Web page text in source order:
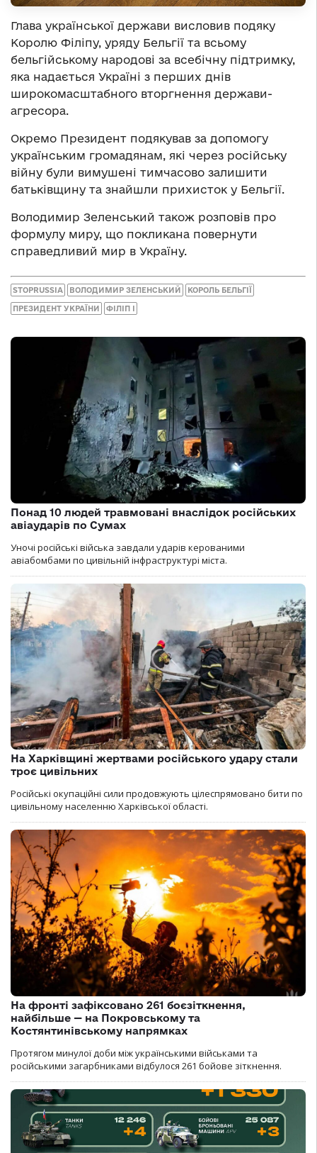
Глава української держави висловив подяку
Королю Філіпу, уряду Бельгії та всьому
бельгійському народові за всебічну підтримку,
яка надається Україні з перших днів
широкомасштабного вторгнення держави-
агресора.
Окремо Президент подякував за допомогу
українським громадянам, які через російську
війну були вимушені тимчасово залишити
батьківщину та знайшли прихисток у Бельгії.
Володимир Зеленський також розповів про
формулу миру, що покликана повернути
справедливий мир в Україну.
STOPRUSSIA ВОЛОДИМИР ЗЕЛЕНСЬКИЙ КОРОЛЬ БЕЛЬГІЇ
ПРЕЗИДЕНТ УКРАЇНИ ФІЛІП I
Понад 10 людей травмовані внаслідок російських
авіаударів по Сумах
Уночі російські війська завдали ударів керованими
авіабомбами по цивільній інфраструктурі міста.
На Харківщині жертвами російського удару стали
троє цивільних
Російські окупаційні сили продовжують цілеспрямовано бити по
цивільному населенню Харківської області.
На фронті зафіксовано 261 боєзіткнення,
найбільше — на Покровському та
Костянтинівському напрямках
Протягом минулої доби між українськими військами та
російськими загарбниками відбулося 261 бойове зіткнення.